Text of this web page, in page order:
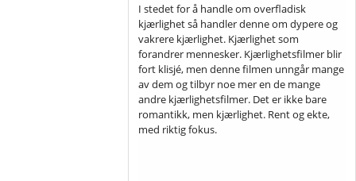
I stedet for å handle om overfladisk
kjærlighet så handler denne om dypere og
vakrere kjærlighet. Kjærlighet som
forandrer mennesker. Kjærlighetsfilmer blir
fort klisjé, men denne filmen unngår mange
av dem og tilbyr noe mer en de mange
andre kjærlighetsfilmer. Det er ikke bare
romantikk, men kjærlighet. Rent og ekte,
med riktig fokus.